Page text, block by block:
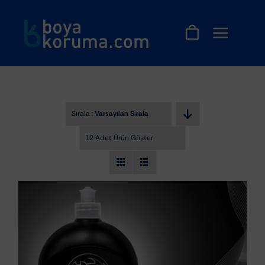
Sırala :Varsayılan Sıralama
12 Adet Ürün Göster